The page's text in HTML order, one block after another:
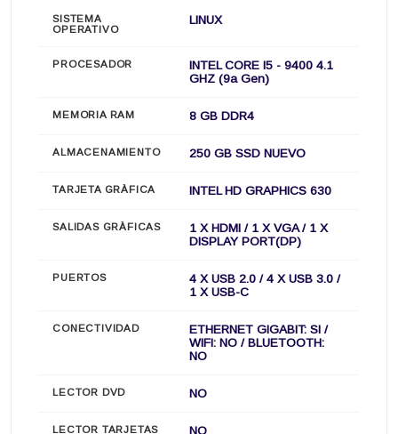
SISTEMA
OPERATIVO
LINUX
PROCESADOR
INTEL CORE I5 - 9400 4.1
GHZ (9a Gen)
MEMORIA RAM 8 GB DDR4
ALMACENAMIENTO 250 GB SSD NUEVO
TARJETA GRÀFICA INTEL HD GRAPHICS 630
SALIDAS GRÀFICAS
1 X HDMI / 1 X VGA / 1 X
DISPLAY PORT(DP)
PUERTOS
4 X USB 2.0 / 4 X USB 3.0 /
1 X USB-C
CONECTIVIDAD
ETHERNET GIGABIT: SI /
WIFI: NO / BLUETOOTH:
NO
LECTOR DVD NO
LECTOR TARJETAS NO